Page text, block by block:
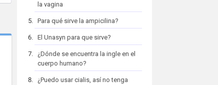
la vagina
Para qué sirve la ampicilina?
El Unasyn para que sirve?
¿Dónde se encuentra la ingle en el
cuerpo humano?
¿Puedo usar cialis, así no tenga